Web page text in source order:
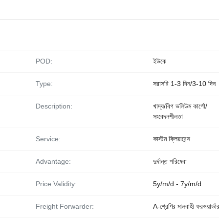
POD: ইউকে
Type: সরাসরি 1-3 দিন/3-10 দিন
Description:
খাদ্য/বিগ ভলিউম কার্গো/
সংবেদনশীলতা
Service: কাস্টম ক্লিয়ারেন্স
Advantage: দুর্দান্ত পরিষেবা
Price Validity: 5y/m/d - 7y/m/d
Freight Forwarder: A-শ্রেণির মালবাহী ফরওয়ার্ডার